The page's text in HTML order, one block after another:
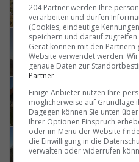
Oberwetzikon-
Bassersdorf
Sportplatz-Acherwis
Bäretswil
Skilift-Ghöch
Reformierte-Kirche-
204 Partner werden Ihre
verarbeiten und dürfen
(Cookies, eindeutige
speichern und darauf
Gerät können mit den
Website verwendet werden.
genaue Daten zur
Partner
Einige Anbieter nutzen Ihre
möglicherweise auf Grundlage
Dagegen können Sie unten
Ihrer Optionen Einspruch
oder im Menü der Website
die Einwilligung in die
verwalten oder widerrufen